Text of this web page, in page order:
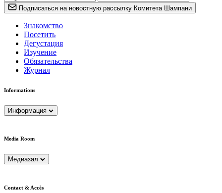
Подписаться на новостную рассылку Комитета Шампани
Знакомство
Посетить
Дегустация
Изучение
Обязательства
Журнал
Informations
Информация
Media Room
Медиазал
Contact & Accès